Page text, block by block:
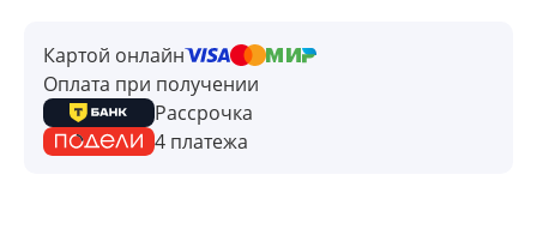
Картой онлайн
Оплата при получении
Рассрочка
4 платежа